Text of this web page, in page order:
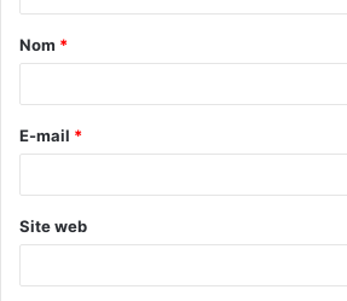
t
a
e
*
Nom *
E-mail *
Site web